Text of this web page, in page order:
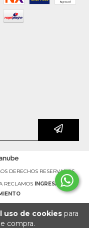
uso de cookiespara
compra.
DERECHOS RESERVADOS.
RECLAMOS
INGRESÁ ACÁ.